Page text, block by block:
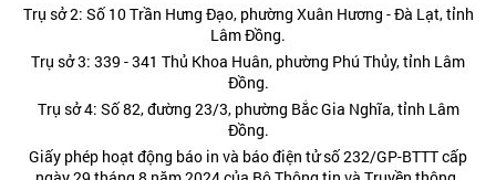
Trụ sở 2: Số 10 Trần Hưng Đạo, phường Xuân Hương - Đà Lạt, tỉnh
Lâm Đồng.
Trụ sở 3: 339 - 341 Thủ Khoa Huân, phường Phú Thủy, tỉnh Lâm
Đồng.
Trụ sở 4: Số 82, đường 23/3, phường Bắc Gia Nghĩa, tỉnh Lâm
Đồng.
Giấy phép hoạt động báo in và báo điện tử số 232/GP-BTTT cấp